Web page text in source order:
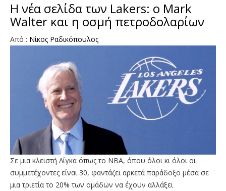
Η νέα σελίδα των Lakers: ο Mark
Walter και η οσμή πετροδολαρίων
Από : Νίκος Ραδικόπουλος
Σε μια κλειστή Λίγκα όπως το NBA, όπου όλοι κι όλοι οι
συμμετέχοντες είναι 30, φαντάζει αρκετά παράδοξο μέσα σε
μια τριετία το 20% των ομάδων να έχουν αλλάξει